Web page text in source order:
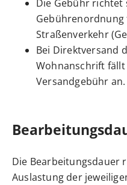
Die Gebühr richtet
Straßenverkehr
Bei Direktversand
Wohnanschrift
Versandgebühr an.
Die Bearbeitungsdauer
Auslastung der